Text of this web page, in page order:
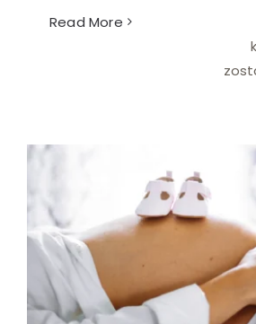
Read More
Depilacja laserowa a ciąża –
czego nie?